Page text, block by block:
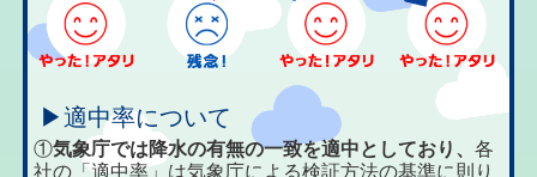
▶適中率について
①気象庁では降水の有無の一致を適中としており、各
社の「適中率」は気象庁による検証方法の基準に則り